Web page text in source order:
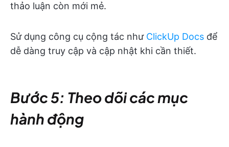
thảo luận còn mới mẻ.
Sử dụng công cụ cộng tác như ClickUp Docs để
dễ dàng truy cập và cập nhật khi cần thiết.
Bước 5: Theo dõi các mục
hành động